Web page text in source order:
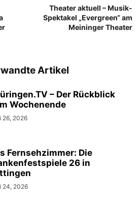
Theater aktuell – Musik-
Spektakel „Evergreen“ am
Meininger Theater
Artikel
– Der Rückblick
Wochenende
26, 2026
Fernsehzimmer: Die
26 in
24, 2026